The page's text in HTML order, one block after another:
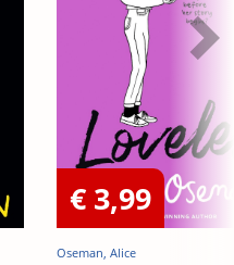
€ 3,99
Oseman, Alice